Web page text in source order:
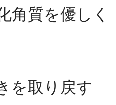
角質を優しく
を取り戻す